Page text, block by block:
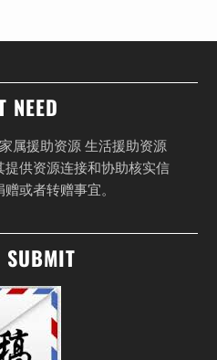
属援助资源 生活援助资源
供资源连接和协助核实信
或者转赠事宜。